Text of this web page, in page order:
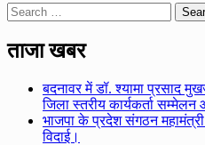
Search
for:
ताजा खबर
बदनावर में डॉ. श्यामा प्रसाद
जिला स्तरीय कार्यकर्ता सम्मेलन
भाजपा के प्रदेश संगठन महामंत्री
विदाई।